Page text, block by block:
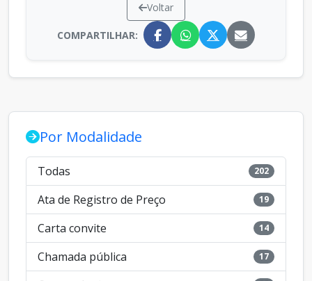
Voltar
COMPARTILHAR:
Por Modalidade
Todas 202
Ata de Registro de Preço 19
Carta convite 14
Chamada pública 17